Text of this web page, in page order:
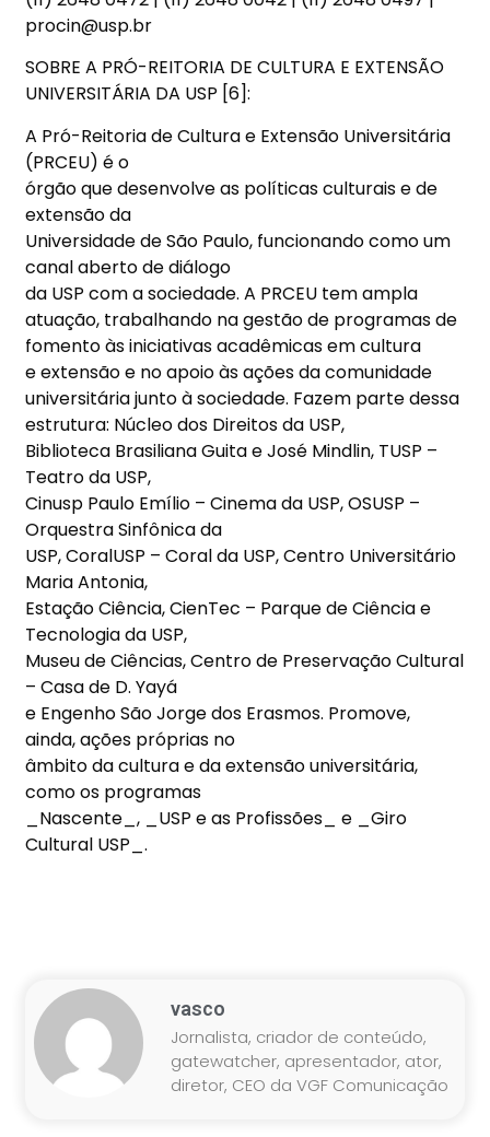
procin@usp.br
SOBRE A PRÓ-REITORIA DE CULTURA E EXTENSÃO
UNIVERSITÁRIA DA USP [6]:
A Pró-Reitoria de Cultura e Extensão Universitária
(PRCEU) é o
órgão que desenvolve as políticas culturais e de
extensão da
Universidade de São Paulo, funcionando como um
canal aberto de diálogo
da USP com a sociedade. A PRCEU tem ampla
atuação, trabalhando na gestão de programas de
fomento às iniciativas acadêmicas em cultura
e extensão e no apoio às ações da comunidade
universitária junto à sociedade. Fazem parte dessa
estrutura: Núcleo dos Direitos da USP,
Biblioteca Brasiliana Guita e José Mindlin, TUSP –
Teatro da USP,
Cinusp Paulo Emílio – Cinema da USP, OSUSP –
Orquestra Sinfônica da
USP, CoralUSP – Coral da USP, Centro Universitário
Maria Antonia,
Estação Ciência, CienTec – Parque de Ciência e
Tecnologia da USP,
Museu de Ciências, Centro de Preservação Cultural
– Casa de D. Yayá
e Engenho São Jorge dos Erasmos. Promove,
ainda, ações próprias no
âmbito da cultura e da extensão universitária,
como os programas
_Nascente_, _USP e as Profissões_ e _Giro
Cultural USP_.
vasco
Jornalista, criador de conteúdo,
gatewatcher, apresentador, ator,
diretor, CEO da VGF Comunicação